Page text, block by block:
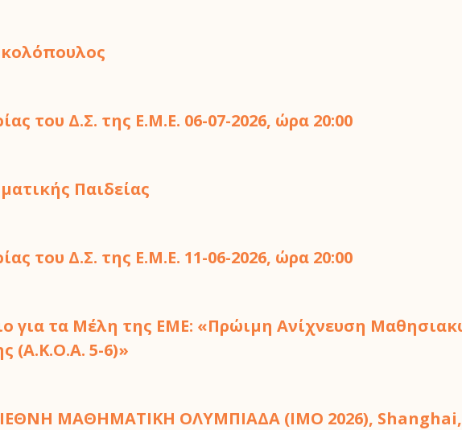
του Δ.Σ. της Ε.Μ.Ε. 06-07-2026, ώρα 20:00
Παιδείας
του Δ.Σ. της Ε.Μ.Ε. 11-06-2026, ώρα 20:00
για τα Μέλη της ΕΜΕ: «Πρώιμη Ανίχνευση
(Α.Κ.Ο.Α. 5-6)»
ΜΑΘΗΜΑΤΙΚΗ ΟΛΥΜΠΙΑΔΑ (IMO 2026), Shanghai,